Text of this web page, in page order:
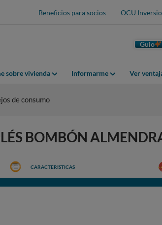
Beneficios para socios OCU
Guio
sobre vivienda Informarme Ver
de consumo
BOMBÓN
CARACTERÍSTICAS